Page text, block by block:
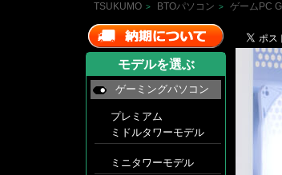
TSUKUMO > BTOパソコン > ゲームPC
モデルを選ぶ
ゲーミングパソコン
プレミアム
ミドルタワーモデル
ミニタワーモデル